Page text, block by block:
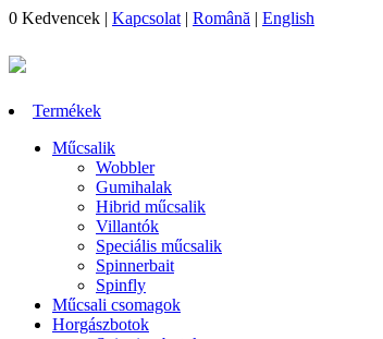
0 Kedvencek | Kapcsolat | Română | English
Termékek
Műcsalik
Wobbler
Gumihalak
Hibrid műcsalik
Villantók
Speciális műcsalik
Spinnerbait
Spinfly
Műcsali csomagok
Horgászbotok